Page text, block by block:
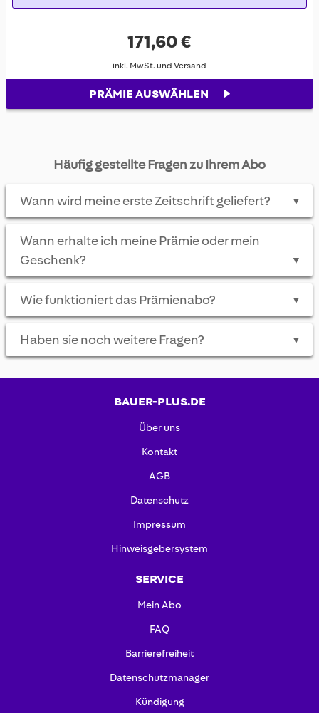
171,60 €
inkl. MwSt. und Versand
PRÄMIE AUSWÄHLEN
Häufig gestellte Fragen zu Ihrem Abo
Wann wird meine erste Zeitschrift geliefert? ▼
Wann erhalte ich meine Prämie oder mein
Geschenk?
▼
Wie funktioniert das Prämienabo? ▼
Haben sie noch weitere Fragen? ▼
BAUER-PLUS.DE
Über uns
Kontakt
AGB
Datenschutz
Impressum
Hinweisgebersystem
SERVICE
Mein Abo
FAQ
Barrierefreiheit
Datenschutzmanager
Kündigung